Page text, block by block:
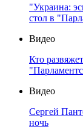
"Украина:
стол в
Видео
Кто
Видео
Сергей
ночь